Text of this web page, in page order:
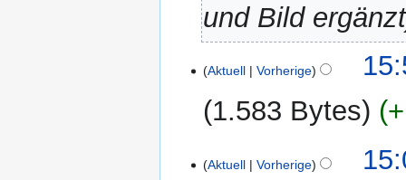
und Bild ergänzt
Januar
2019
Aktuell Vorherige
1.583 Bytes
Juli Aktuell Vorherige